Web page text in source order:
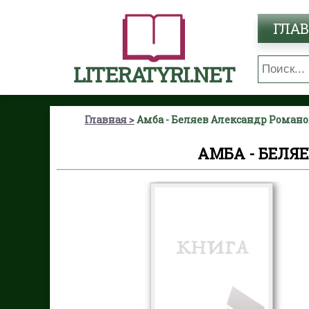
LITERATYRI.NET
Главная Амба - Беляев Александр
АМБА -